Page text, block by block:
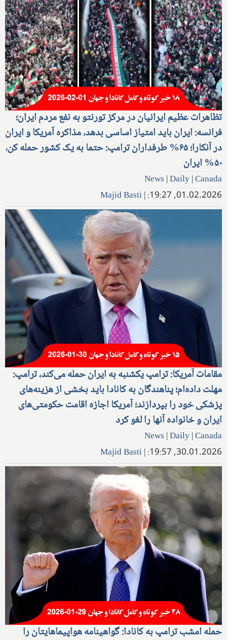
تظاهرات عظیم ایرانیان در مرکز تورنتو به نفع مردم ایران؛
فرانسه: ایران باید امتیاز اساسی بدهد، مذاکره آمریکا و ایران
در آنکارا؛ ۶۵% طرفداران ترامپ: حتما به یک کشور حمله کن،
۵۰% ایران
News |Daily|Canada
01.02.2026, 19:27:
|
Majid Basti
مقامات آمریکا: ترامپ یکشنبه به ایران حمله می‌کند، ترامپ:
مهلت داده‌ام؛ پناهندگان به کانادا باید بخشی از هزینه‌های
پزشکی خود را بپردازند؛ آمریکا اجازه اقامت حکومتی‌های
ایران و خانواده آنها را لغو کرد
News |Daily|Canada
30.01.2026, 19:57:
|
Majid Basti
حمله امشب ترامپ به کانادا: گواهینامه هواپیماهایتان را